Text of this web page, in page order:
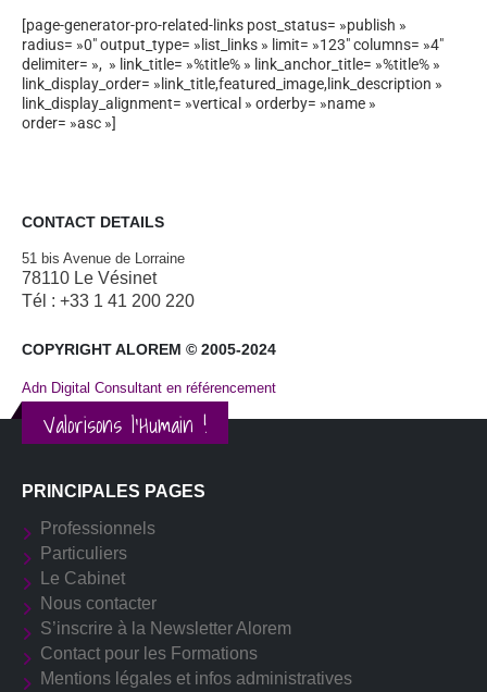
[page-generator-pro-related-links post_status= »publish »
radius= »0″ output_type= »list_links » limit= »123″ columns= »4″
delimiter= », » link_title= »%title% » link_anchor_title= »%title% »
link_display_order= »link_title,featured_image,link_description »
link_display_alignment= »vertical » orderby= »name »
order= »asc »]
CONTACT DETAILS
51 bis Avenue de Lorraine
78110 Le Vésinet
Tél : +33 1 41 200 220
COPYRIGHT ALOREM © 2005-2024
Adn Digital Consultant en référencement
Valorisons l'Humain !
PRINCIPALES PAGES
Professionnels
Particuliers
Le Cabinet
Nous contacter
S’inscrire à la Newsletter Alorem
Contact pour les Formations
Mentions légales et infos administratives